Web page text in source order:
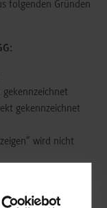
folgenden Gründen
gekennzeichnet
wird nicht